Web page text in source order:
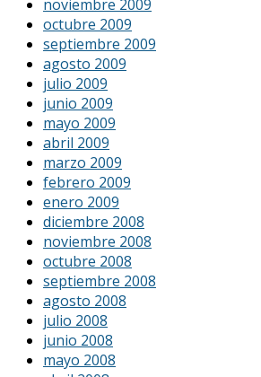
noviembre 2009
octubre 2009
septiembre 2009
agosto 2009
julio 2009
junio 2009
mayo 2009
abril 2009
marzo 2009
febrero 2009
enero 2009
diciembre 2008
noviembre 2008
octubre 2008
septiembre 2008
agosto 2008
julio 2008
junio 2008
mayo 2008